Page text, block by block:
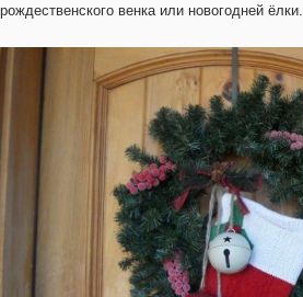
рождественского венка или новогодней ёлки.